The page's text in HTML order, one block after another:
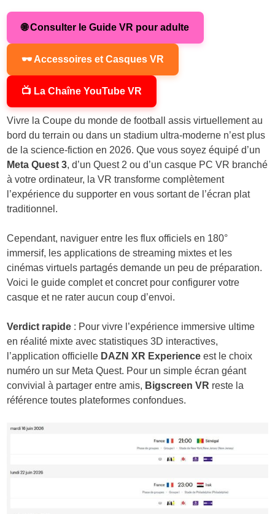
🌐 Consulter le Guide VR pour adulte
🕶️ Accessoires et Casques VR
📺 La Chaîne YouTube VR
Vivre la Coupe du monde de football assis virtuellement au
bord du terrain ou dans un stadium ultra-moderne n’est plus
de la science-fiction en 2026. Que vous soyez équipé d’un
Meta Quest 3, d’un Quest 2 ou d’un casque PC VR branché
à votre ordinateur, la VR transforme complètement
l’expérience du supporter en vous sortant de l’écran plat
traditionnel.
Cependant, naviguer entre les flux officiels en 180°
immersif, les applications de streaming mixtes et les
cinémas virtuels partagés demande un peu de préparation.
Voici le guide complet et concret pour configurer votre
casque et ne rater aucun coup d’envoi.
Verdict rapide : Pour vivre l’expérience immersive ultime
en réalité mixte avec statistiques 3D interactives,
l’application officielle DAZN XR Experience est le choix
numéro un sur Meta Quest. Pour un simple écran géant
convivial à partager entre amis, Bigscreen VR reste la
référence toutes plateformes confondues.